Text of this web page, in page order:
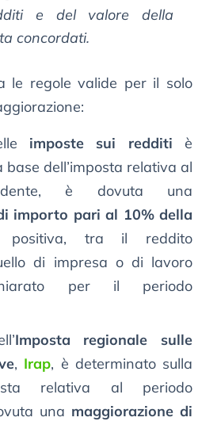
e del valore della
concordati.
le regole valide per il solo
imposte sui redditi è
dell’imposta relativa al
è dovuta una
importo pari al 10% della
tra il reddito
di impresa o di lavoro
per il periodo
Imposta regionale sulle
, Irap, è determinato sulla
relativa al periodo
una maggiorazione di